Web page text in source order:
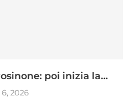
poi inizia la...
2026